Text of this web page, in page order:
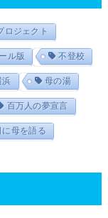
ロジェクト
ル版 不登校
浜 母の湯
百万人の夢宣言
に母を語る